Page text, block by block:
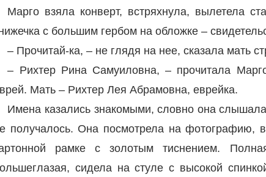
Марго взяла конверт, встряхнула, вылетела
с большим гербом на обложке –
– Прочитай-ка, – не глядя на нее, сказала мать
– Рихтер Рина Самуиловна, – прочитала
Мать – Рихтер Лея Абрамовна, еврейка.
Имена казались знакомыми, словно она
получалось. Она посмотрела на фотографию,
рамке с золотым тиснением.
сидела на стуле с высокой